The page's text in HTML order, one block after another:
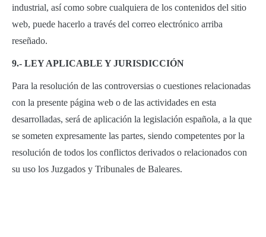
industrial, así como sobre cualquiera de los contenidos del sitio
web, puede hacerlo a través del correo electrónico arriba
reseñado.
9.- LEY APLICABLE Y JURISDICCIÓN
Para la resolución de las controversias o cuestiones relacionadas
con la presente página web o de las actividades en esta
desarrolladas, será de aplicación la legislación española, a la que
se someten expresamente las partes, siendo competentes por la
resolución de todos los conflictos derivados o relacionados con
su uso los Juzgados y Tribunales de Baleares.